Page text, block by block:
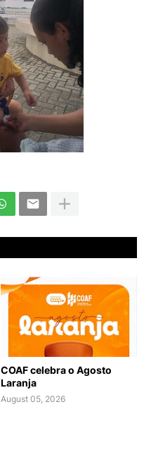
COAF celebra o Agosto
Laranja
August 05, 2026